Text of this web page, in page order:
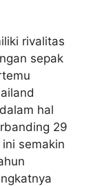
rivalitas
sepak
hal
29
semakin